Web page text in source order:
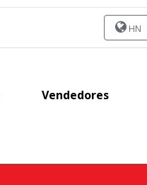
HN
Vendedores